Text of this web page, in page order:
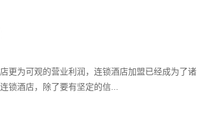
更为可观的营业利润，连锁酒店加盟已经成为了诸
锁酒店，除了要有坚定的信...